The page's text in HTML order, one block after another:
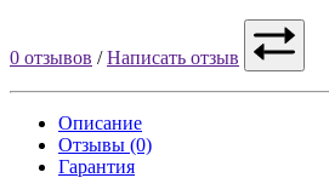
0 отзывов /Написать отзыв
Описание
Отзывы (0)
Гарантия